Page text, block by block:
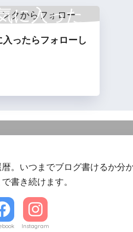
に入った
ォロー
ったらフォローし
。いつまでブログ書けるか分
書き続けます。
Instagram